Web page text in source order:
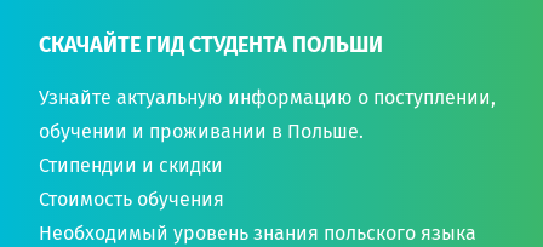
СКАЧАЙТЕ ГИД СТУДЕНТА ПОЛЬШИ
Узнайте актуальную информацию о поступлении,
обучении и проживании в Польше.
Стипендии и скидки
Стоимость обучения
Необходимый уровень знания польского языка